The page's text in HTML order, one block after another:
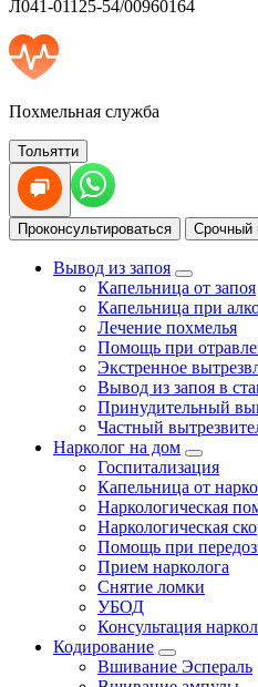
Л041-01125-54/00960164
Похмельная служба
Тольятти
Проконсультироваться Срочный
Вывод из запоя
Капельница от запоя
Капельница при
Лечение похмелья
Помощь при
Экстренное
Вывод из запоя в
Принудительный
Частный
Нарколог на дом
Госпитализация
Капельница от
Наркологическая
Наркологическая
Помощь при
Прием нарколога
Снятие ломки
УБОД
Консультация
Кодирование
Вшивание Эспераль